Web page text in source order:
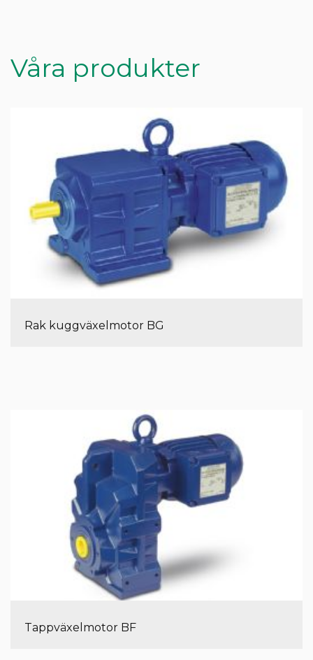
Våra produkter
Rak kuggväxelmotor BG
Tappväxelmotor BF